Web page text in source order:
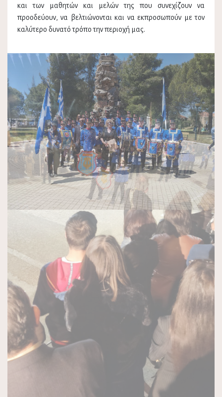
και των μαθητών και μελών της που συνεχίζουν να
προοδεύουν, να βελτιώνονται και να εκπροσωπούν με τον
καλύτερο δυνατό τρόπο την περιοχή μας.
ΠΑΛΑΙΌΤΕΡΑ
Προκήρυξη Παραδοσιακής Εμποροπανήγυρης
Αταλάντης 2026